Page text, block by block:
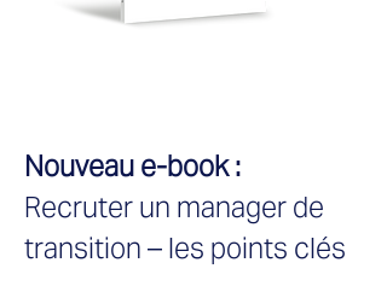
Nouveau e-book :
Recruter un manager de
transition – les points clés